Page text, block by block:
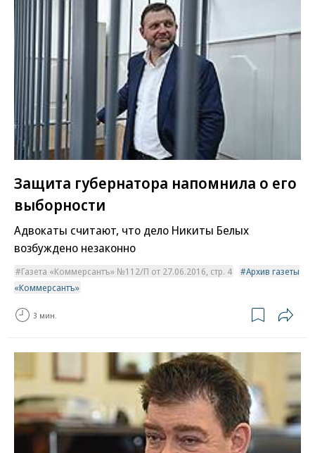
Защита губернатора напомнила о его
выборности
Адвокаты считают, что дело Никиты Белых
возбуждено незаконно
Газета «Коммерсантъ» №112/П от 27.06.2016, стр. 4
Архив газеты
«Коммерсантъ»
3 мин.